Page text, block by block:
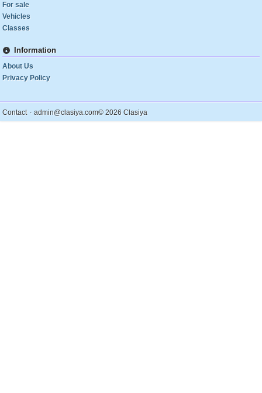
For sale
Vehicles
Classes
Information
About Us
Privacy Policy
Contact . admin@clasiya.com© 2026 Clasiya